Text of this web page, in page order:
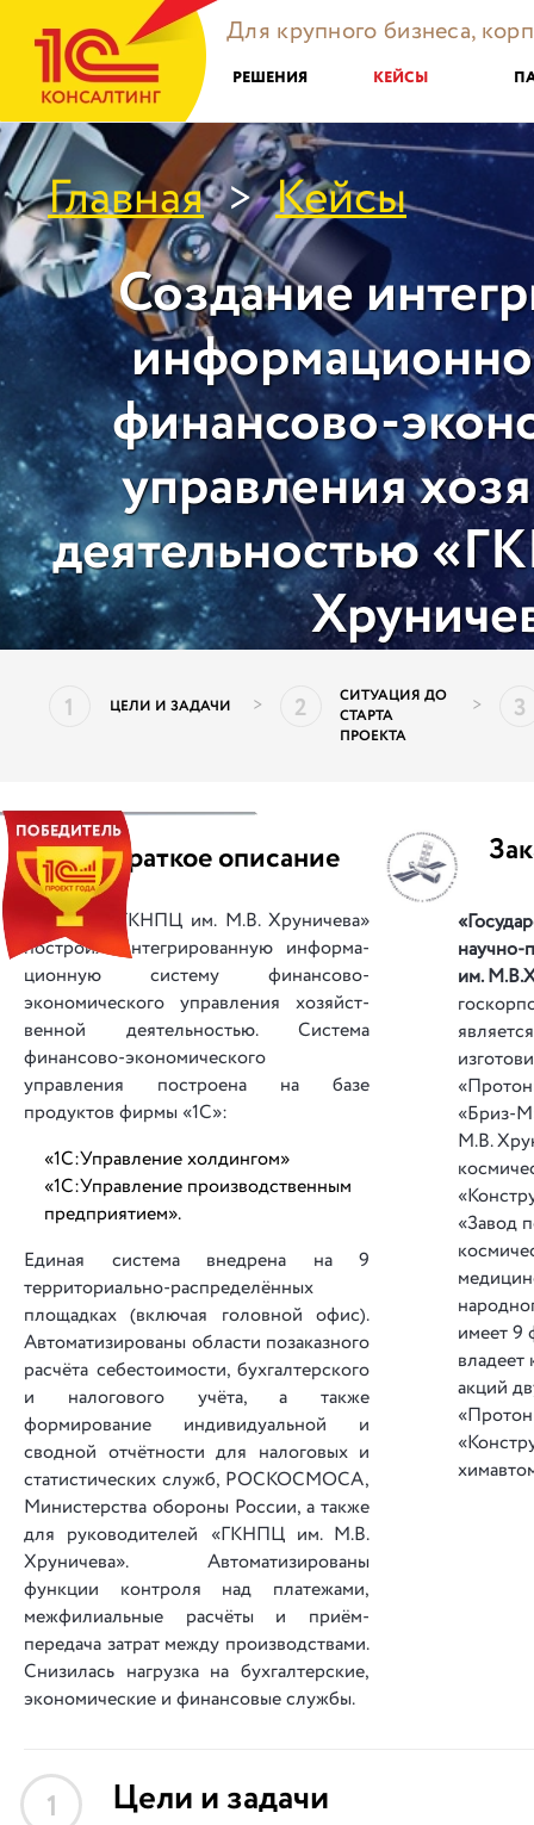
Для крупного бизнеса,
РЕШЕНИЯ КЕЙСЫ
Главная > Кейсы
Создание
финансово-
управления
деятельностью
1 ЦЕЛИ И ЗАДАЧИ > 2
СИТУАЦИЯ ДО
СТАРТА
ПРОЕКТА
> 3
|| Краткое описание
«ГКНПЦ им. М.В. Хруничева»
построил интегрированную ин­фо­р­ма­
ционную систему финансово-
экономического управления хо­зяй­с­т­
венной деятельностью. Система
финансово-эко­но­ми­че­с­кого
управления построена на базе
продуктов фирмы «1С»:
«1С:Управление холдингом»
«1С:Управление производственным
предприятием».
Единая система внедрена на 9
территориально-распределённых
площадках (включая головной офис).
Автоматизированы области позаказного
расчёта себестоимости, бухгалтерского
и на­ло­го­во­го учёта, а также
формирование индивидуальной и
сводной от­чё­т­но­с­ти для налоговых и
статистических служб, РОСКОСМОСА,
Министерства обороны России, а также
для руководителей «ГКНПЦ им. М.В.
Хруничева». Автоматизированы
функции ко­н­т­ро­ля над платежами,
межфилиальные расчёты и приём-
передача затрат между производствами.
Снизилась нагрузка на бу­х­га­л­те­р­с­кие,
экономические и финансовые службы.
научно-
им.
«Бриз-
М.В.
«Завод
имеет 9
акций
1 Цели и задачи